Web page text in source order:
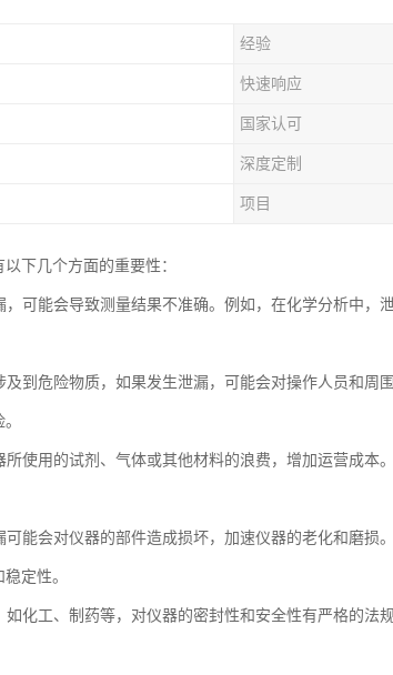
经验
快速响应
国家认可
深度定制
项目
下几个方面的重要性：
可能会导致测量结果不准确。例如，在化学分析中，
到危险物质，如果发生泄漏，可能会对操作人员和周
使用的试剂、气体或其他材料的浪费，增加运营成本
能会对仪器的部件造成损坏，加速仪器的老化和磨损
定性。
化工、制药等，对仪器的密封性和安全性有严格的法